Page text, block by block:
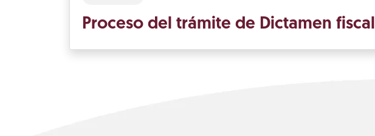
Proceso del trámite de Dictamen fiscal